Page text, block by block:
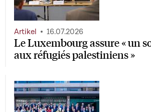
Le Luxembourg assure « un
aux réfugiés palestiniens »
Artikel 16.07.2026